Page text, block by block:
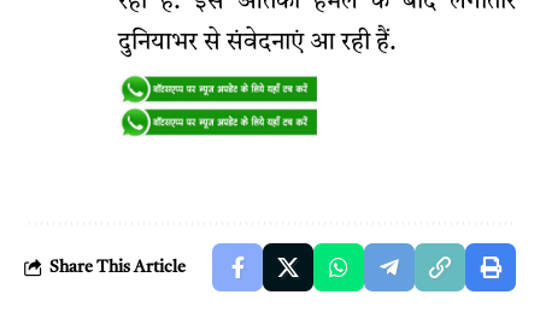
दुनियाभर से संवेदनाएं आ रही हैं.
Share This Article